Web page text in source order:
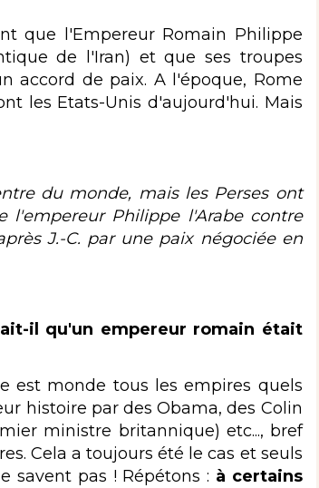
l'Empereur Romain Philippe
de l'Iran) et que ses troupes
accord de paix. A l'époque, Rome
les Etats-Unis d'aujourd'hui. Mais
du monde, mais les Perses ont
Philippe l'Arabe contre
J.-C. par une paix négociée en
il qu'un empereur romain était
monde tous les empires quels
histoire par des Obama, des Colin
ministre britannique) etc..., bref
Cela a toujours été le cas et seuls
savent pas ! Répétons : à certains